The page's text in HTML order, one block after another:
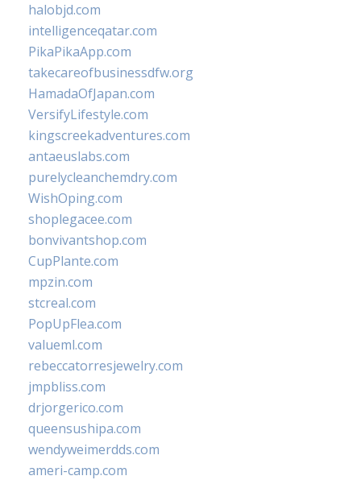
halobjd.com
intelligenceqatar.com
PikaPikaApp.com
takecareofbusinessdfw.org
HamadaOfJapan.com
VersifyLifestyle.com
kingscreekadventures.com
antaeuslabs.com
purelycleanchemdry.com
WishOping.com
shoplegacee.com
bonvivantshop.com
CupPlante.com
mpzin.com
stcreal.com
PopUpFlea.com
valueml.com
rebeccatorresjewelry.com
jmpbliss.com
drjorgerico.com
queensushipa.com
wendyweimerdds.com
ameri-camp.com